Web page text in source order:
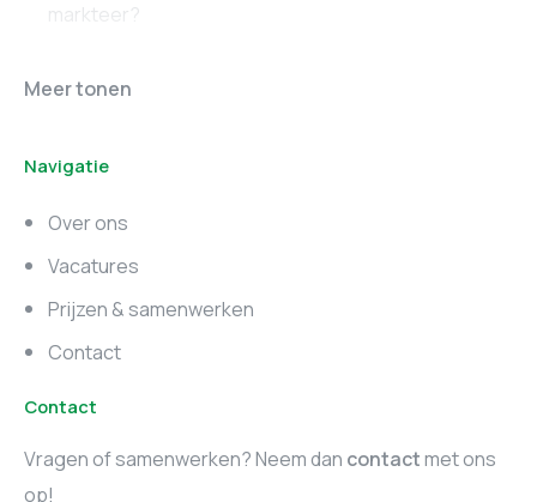
markteer?
Online marketing
Marketing vacatures
Zuid-Holland
Marketing vacatures
Utrecht
Meer tonen
Navigatie
Over ons
Vacatures
Prijzen & samenwerken
Contact
Contact
Vragen of samenwerken? Neem dan contactmet ons
op!